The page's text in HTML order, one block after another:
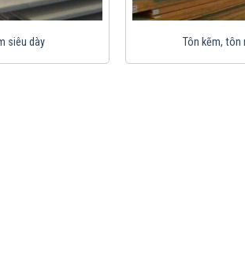
siêu dày Tôn kẽm, tôn